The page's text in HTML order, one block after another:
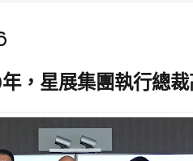
，星展集團執行總